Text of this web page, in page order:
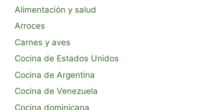
Alimentación y salud
Arroces
Carnes y aves
Cocina de Estados Unidos
Cocina de Argentina
Cocina de Venezuela
Cocina dominicana